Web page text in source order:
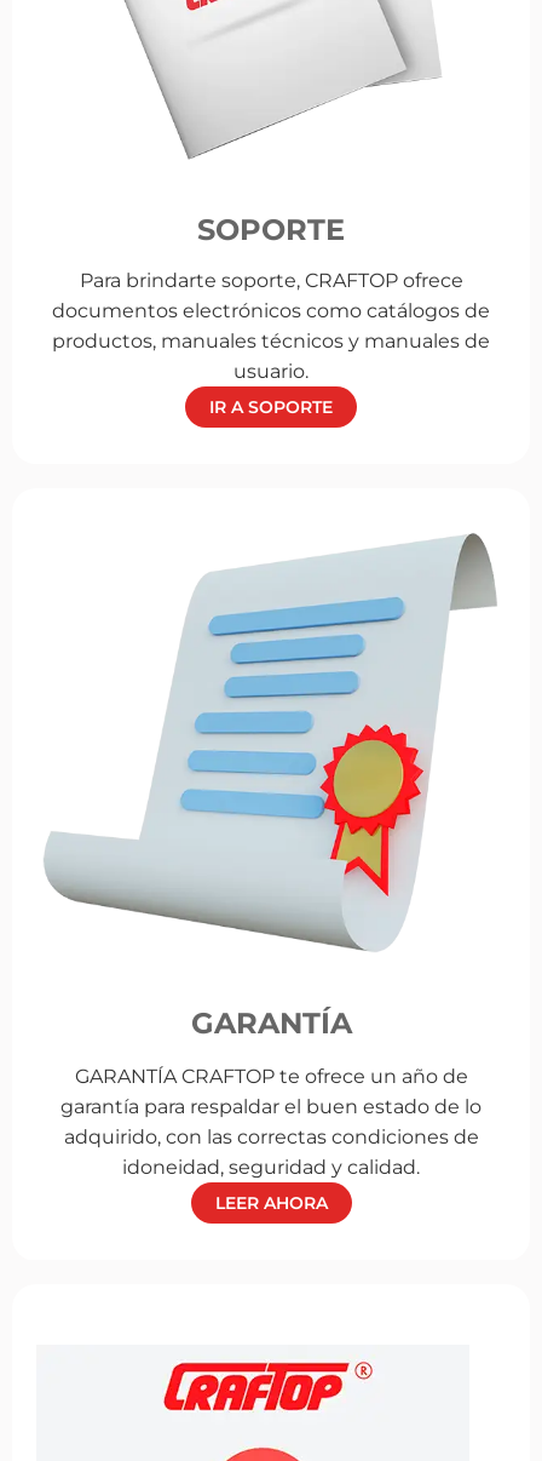
SOPORTE
Para brindarte soporte, CRAFTOP ofrece
documentos electrónicos como catálogos de
productos, manuales técnicos y manuales de
usuario.
IR A SOPORTE
GARANTÍA
GARANTÍA CRAFTOP te ofrece un año de
garantía para respaldar el buen estado de lo
adquirido, con las correctas condiciones de
idoneidad, seguridad y calidad.
LEER AHORA